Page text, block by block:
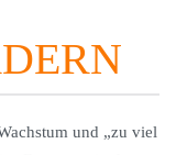
und „zu viel